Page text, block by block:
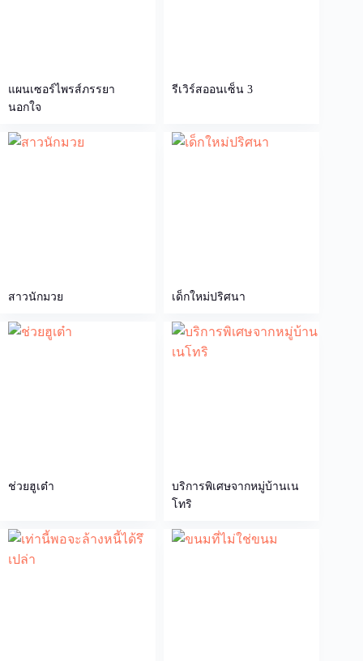
แผนเซอร์ไพรส์ภรรยา
นอกใจ
รีเวิร์สออนเซ็น 3
สาวนักมวย เด็กใหม่ปริศนา
ช่วยฮูเต๋า
บริการพิเศษจากหมู่บ้านเน
โทริ